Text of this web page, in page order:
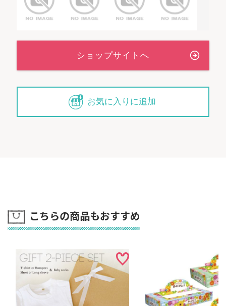
お気に入りに追加
こちらの商品もおすすめ